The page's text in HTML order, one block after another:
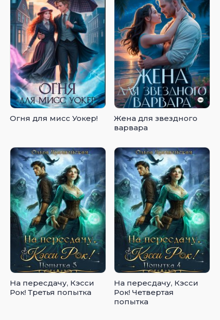
Огня для мисс Уокер!
Жена для звездного
варвара
На пересдачу, Кэсси
Рок! Третья попытка
На пересдачу, Кэсси
Рок! Четвертая
попытка